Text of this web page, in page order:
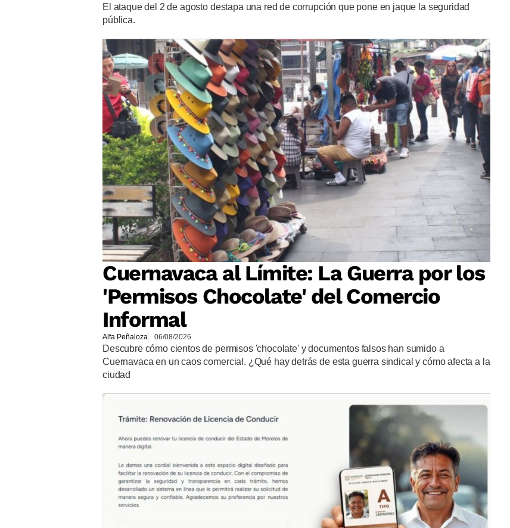
El ataque del 2 de agosto destapa una red de corrupción que pone en jaque la seguridad
pública.
Cuernavaca al Límite: La Guerra por los
'Permisos Chocolate' del Comercio
Informal
Alfa Peñaloza 06/08/2026
Descubre cómo cientos de permisos 'chocolate' y documentos falsos han sumido a
Cuernavaca en un caos comercial. ¿Qué hay detrás de esta guerra sindical y cómo afecta a la
ciudad